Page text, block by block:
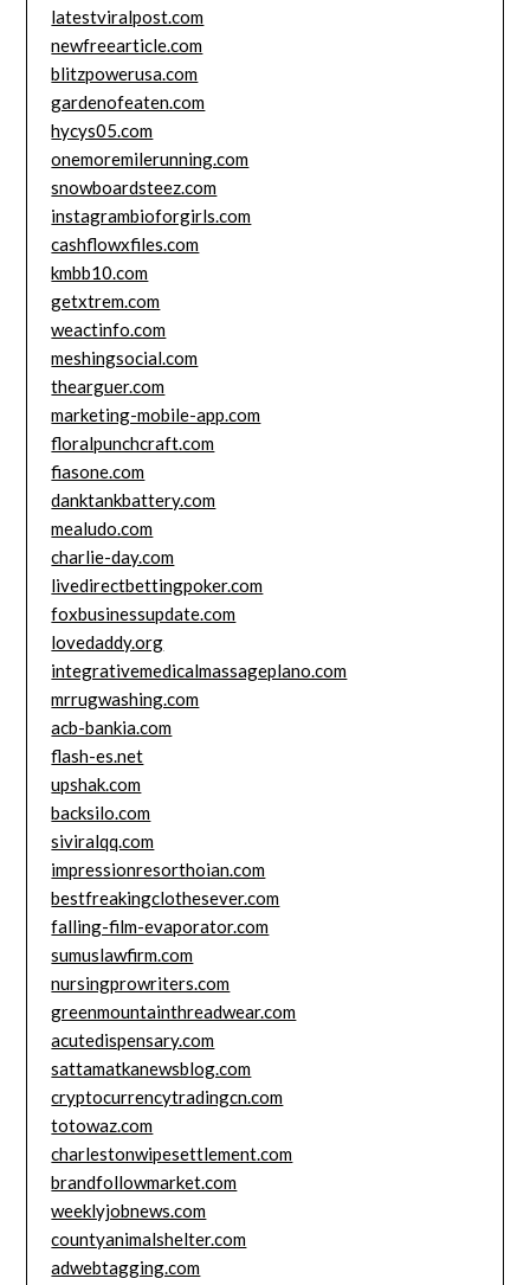
latestviralpost.com
newfreearticle.com
blitzpowerusa.com
gardenofeaten.com
hycys05.com
onemoremilerunning.com
snowboardsteez.com
instagrambioforgirls.com
cashflowxfiles.com
kmbb10.com
getxtrem.com
weactinfo.com
meshingsocial.com
thearguer.com
marketing-mobile-app.com
floralpunchcraft.com
fiasone.com
danktankbattery.com
mealudo.com
charlie-day.com
livedirectbettingpoker.com
foxbusinessupdate.com
lovedaddy.org
integrativemedicalmassageplano.com
mrrugwashing.com
acb-bankia.com
flash-es.net
upshak.com
backsilo.com
siviralqq.com
impressionresorthoian.com
bestfreakingclothesever.com
falling-film-evaporator.com
sumuslawfirm.com
nursingprowriters.com
greenmountainthreadwear.com
acutedispensary.com
sattamatkanewsblog.com
cryptocurrencytradingcn.com
totowaz.com
charlestonwipesettlement.com
brandfollowmarket.com
weeklyjobnews.com
countyanimalshelter.com
adwebtagging.com